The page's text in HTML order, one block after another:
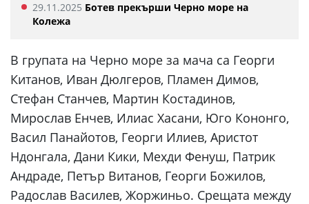
29.11.2025 Ботев прекърши Черно море на
Колежа
В групата на Черно море за мача са Георги
Китанов, Иван Дюлгеров, Пламен Димов,
Стефан Станчев, Мартин Костадинов,
Мирослав Енчев, Илиас Хасани, Юго Кононго,
Васил Панайотов, Георги Илиев, Аристот
Ндонгала, Дани Кики, Мехди Фенуш, Патрик
Андраде, Петър Витанов, Георги Божилов,
Радослав Василев, Жоржиньо. Срещата между